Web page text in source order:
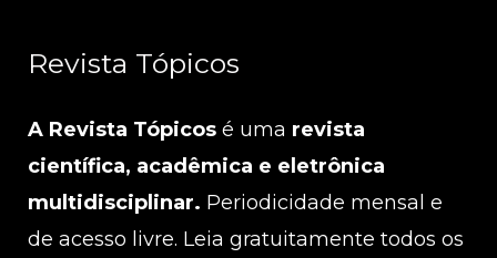
Revista Tópicos
A Revista Tópicos é uma revista
científica, acadêmica e eletrônica
multidisciplinar. Periodicidade mensal e
de acesso livre. Leia gratuitamente todos os